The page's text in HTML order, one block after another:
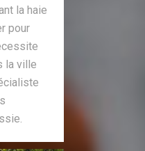
la haie
pour
la ville